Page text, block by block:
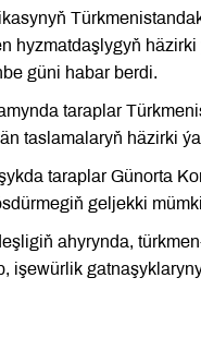
hyzmatdaşlygyň
güni habar berdi.
taraplar
taslamalaryň häzirki
taraplar Günorta
geljekki
ahyrynda,
işewürlik